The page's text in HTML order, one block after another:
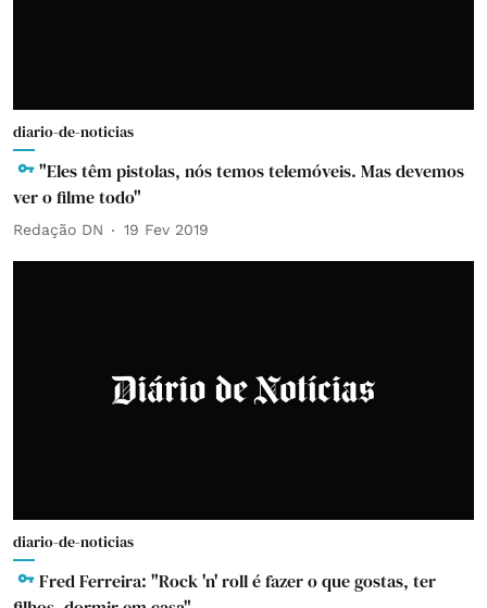
diario-de-noticias
"Eles têm pistolas, nós temos telemóveis. Mas devemos
ver o filme todo"
Redação DN 19 Fev 2019
diario-de-noticias
Fred Ferreira: "Rock 'n' roll é fazer o que gostas, ter